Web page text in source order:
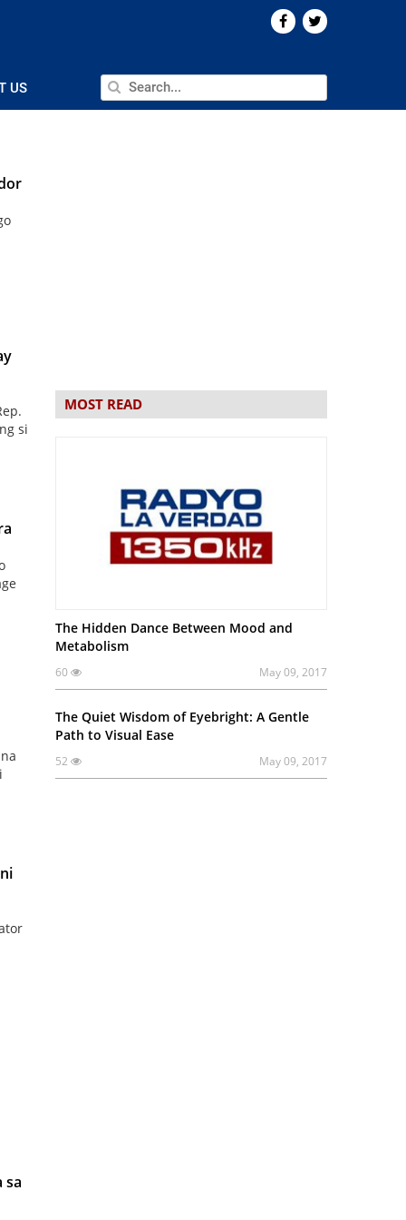
US
si
sa
MOST READ
The Hidden Dance Between Mood and
Metabolism
60 May 09, 2017
The Quiet Wisdom of Eyebright: A Gentle
Path to Visual Ease
52 May 09, 2017